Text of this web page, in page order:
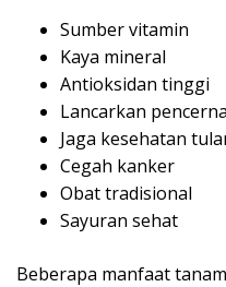
Sumber vitamin
Kaya mineral
Antioksidan tinggi
Lancarkan
Jaga kesehatan
Cegah kanker
Obat tradisional
Sayuran sehat
Beberapa manfaat